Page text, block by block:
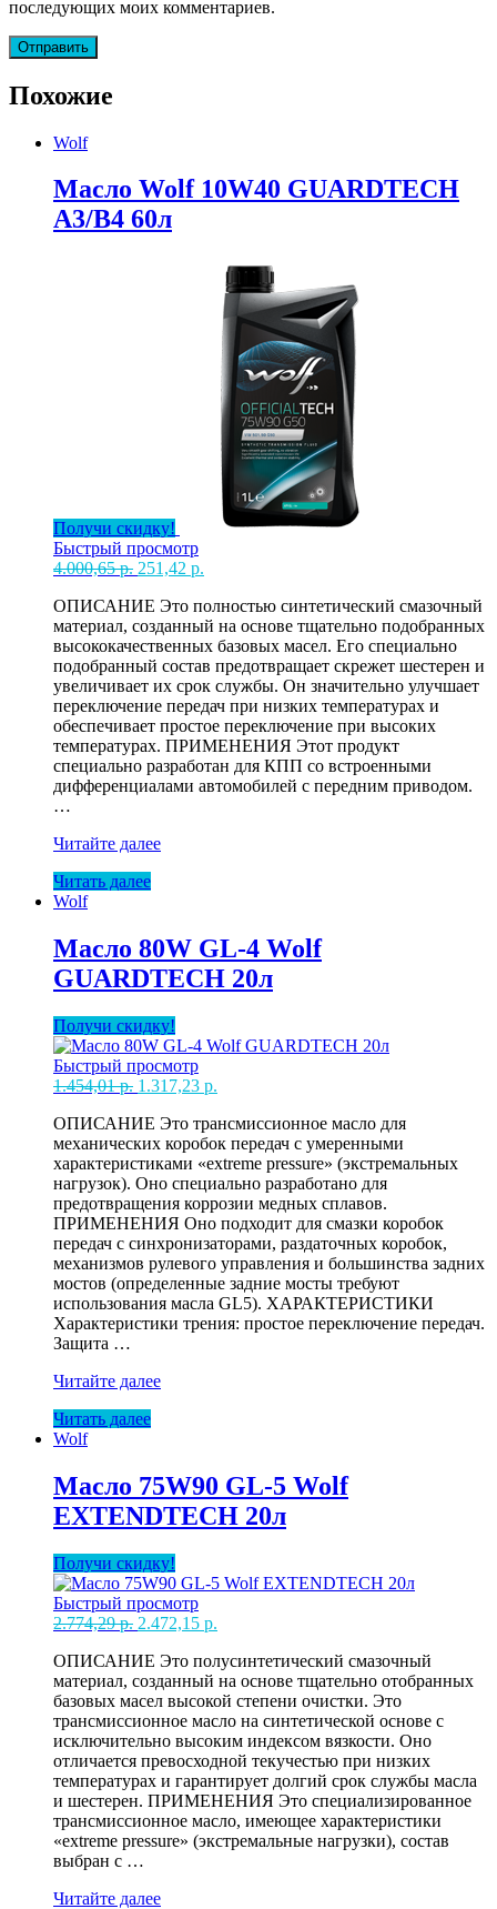
последующих моих комментариев.
Похожие
Wolf
Масло Wolf 10W40 GUARDTECH
A3/B4 60л
Получи скидку!
Быстрый просмотр
4.000,65р. Первоначальная
составляла
4.000,65 р..
251,42 р.
251,42 р..
ОПИСАНИЕ Это полностью синтетический смазочный
материал, созданный на основе тщательно подобранных
высококачественных базовых масел. Его специально
подобранный состав предотвращает скрежет шестерен и
увеличивает их срок службы. Он значительно улучшает
переключение передач при низких температурах и
обеспечивает простое переключение при высоких
температурах. ПРИМЕНЕНИЯ Этот продукт
специально разработан для КПП со встроенными
дифференциалами автомобилей с передним приводом.
…
Масло
10W40
GUARDTECH
60л
Читайте далее
Читать далее
Wolf
Масло 80W GL-4 Wolf
GUARDTECH 20л
Получи скидку!
Быстрый просмотр
1.454,01р. Первоначальная
составляла
1.454,01 р..
1.317,23 р.
1.317,23 р..
ОПИСАНИЕ Это трансмиссионное масло для
механических коробок передач с умеренными
характеристиками «extreme pressure» (экстремальных
нагрузок). Оно специально разработано для
предотвращения коррозии медных сплавов.
ПРИМЕНЕНИЯ Оно подходит для смазки коробок
передач с синхронизаторами, раздаточных коробок,
механизмов рулевого управления и большинства задних
мостов (определенные задние мосты требуют
использования масла GL5). ХАРАКТЕРИСТИКИ
Характеристики трения: простое переключение передач.
Защита …
Масло
GL-
4
GUARDTECH
20л
Читайте далее
Читать далее
Wolf
Масло 75W90 GL-5 Wolf
EXTENDTECH 20л
Получи скидку!
Быстрый просмотр
2.774,29р. Первоначальная
составляла
2.774,29 р..
2.472,15 р.
2.472,15 р..
ОПИСАНИЕ Это полусинтетический смазочный
материал, созданный на основе тщательно отобранных
базовых масел высокой степени очистки. Это
трансмиссионное масло на синтетической основе с
исключительно высоким индексом вязкости. Оно
отличается превосходной текучестью при низких
температурах и гарантирует долгий срок службы масла
и шестерен. ПРИМЕНЕНИЯ Это специализированное
трансмиссионное масло, имеющее характеристики
«extreme pressure» (экстремальные нагрузки), состав
выбран с …
Масло
Читайте далее